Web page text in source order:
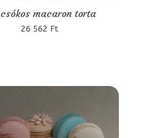
macaron torta
26 562 Ft